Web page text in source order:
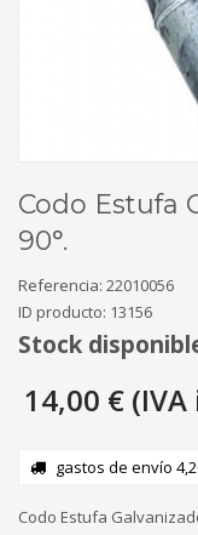
Codo Estufa
90°.
Referencia: 22010056
ID producto: 13156
Stock
14,00 €
gastos de envío
Codo Estufa